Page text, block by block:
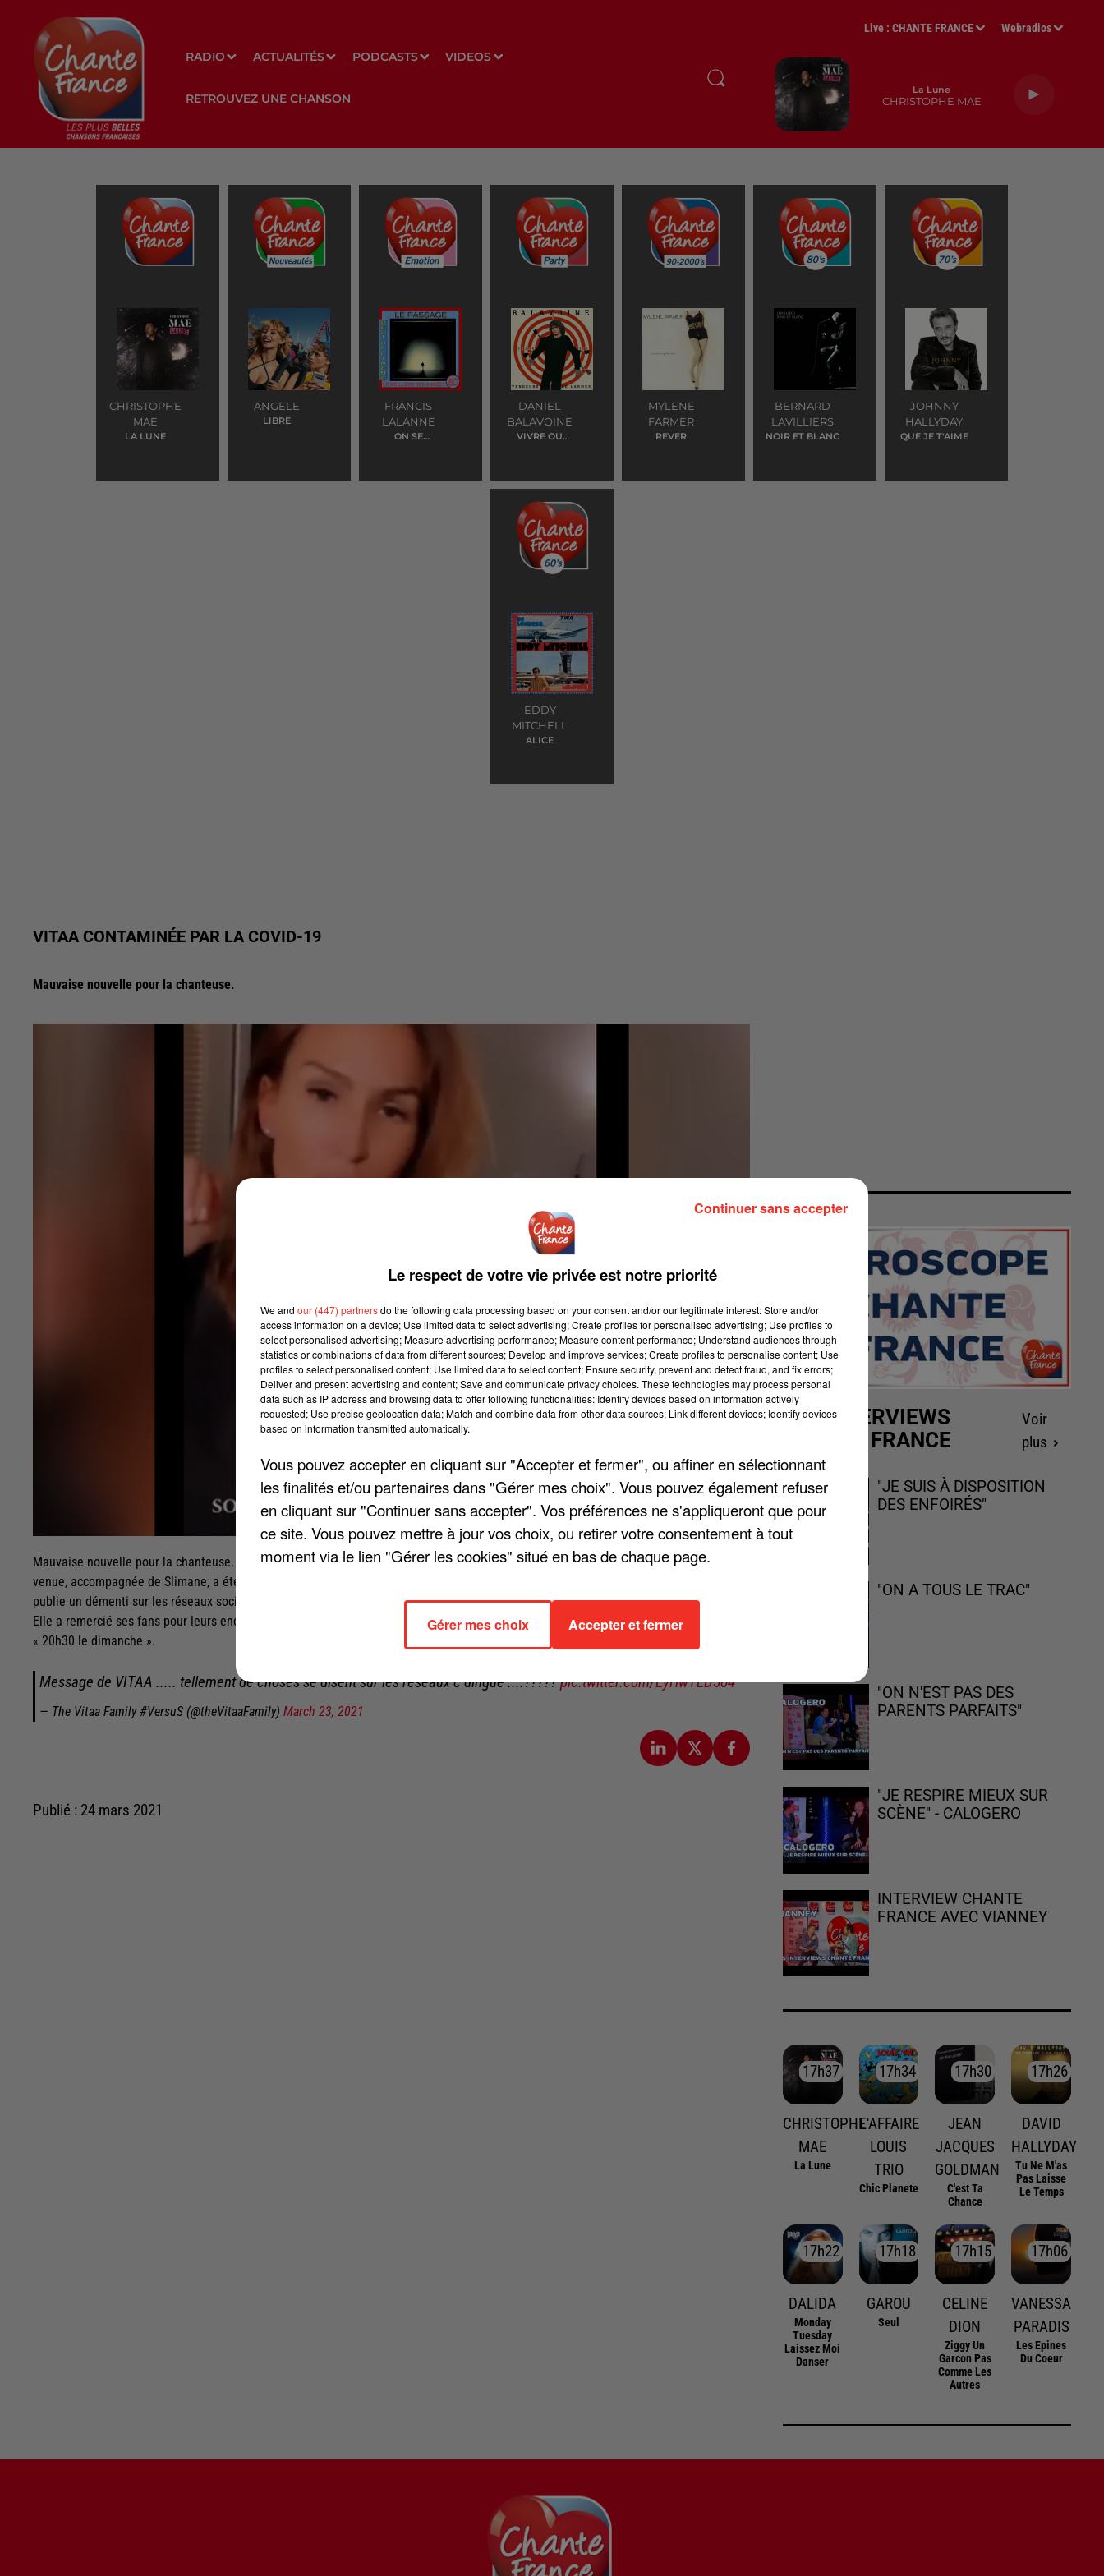
RADIO ACTUALITÉS PODCASTS VIDEOS
RETROUVEZ UNE CHANSON
Live :CHANTE FRANCE Webradios
La Lune
CHRISTOPHE MAE
CHRISTOPHE
MAE
LA LUNE
ANGELE
LIBRE
FRANCIS
LALANNE
ON SE
DANIEL
BALAVOINE
VIVRE OU
MYLENE
FARMER
REVER
BERNARD
LAVILLIERS
NOIR ET BLANC
JOHNNY
HALLYDAY
QUE JE T'AIME
EDDY
MITCHELL
ALICE
VITAA CONTAMINÉE PAR LA COVID-19
Mauvaise nouvelle pour la chanteuse.
Mauvaise nouvelle pour la chanteuse. Vitaa devait se rendre dans deux émissions de France 2 le week-end dernier. Finalement, sa
venue, accompagnée de Slimane, a été annulée. Les rumeurs les plus folles se sont mises à circuler sur la toile, avant que Vitaa ne
publie un démenti sur les réseaux sociaux. Elle a finalement avoué avoir contracté le Coronavirus. Mais apparemment, elle va mieux !
Elle a remercié ses fans pour leurs encouragements. Avec Slimane, elle ira prochainement sur les plateaux de « On est en direct » et
« 20h30 le dimanche ».
Message de VITAA ..... tellement de choses se disent sur les réseaux c dingue ....?????pic.twitter.com/EyHwTED5o4
— The Vitaa Family #VersuS (@theVitaaFamily) March 23, 2021
Publié : 24 mars 2021
LES INTERVIEWS
CHANTE FRANCE
Voir
plus
"JE SUIS À DISPOSITION
DES ENFOIRÉS"
"ON A TOUS LE TRAC"
"ON N'EST PAS DES
PARENTS PARFAITS"
"JE RESPIRE MIEUX SUR
SCÈNE" - CALOGERO
INTERVIEW CHANTE
FRANCE AVEC VIANNEY
17h37
17h37
CHRISTOPHE
MAE
La Lune
17h34
17h34
L'AFFAIRE
LOUIS
TRIO
Chic Planete
17h30
17h30
JEAN
JACQUES
GOLDMAN
C'est Ta
Chance
17h26
17h26
DAVID
HALLYDAY
Tu Ne M'as
Pas Laisse
Le Temps
17h22
17h22
DALIDA
Monday
Tuesday
Laissez Moi
Danser
17h18
17h18
GAROU
Seul
17h15
17h15
CELINE
DION
Ziggy Un
Garcon Pas
Comme Les
Autres
17h06
17h06
VANESSA
PARADIS
Les Epines
Du Coeur
Le respect de votre vie privée est notre priorité
We and our (447) partnersdo the following data processing based on your consent and/or our legitimate interest: Store and/or
access information on a device; Use limited data to select advertising; Create profiles for personalised advertising; Use profiles to
select personalised advertising; Measure advertising performance; Measure content performance; Understand audiences through
statistics or combinations of data from different sources; Develop and improve services; Create profiles to personalise content; Use
profiles to select personalised content; Use limited data to select content; Ensure security, prevent and detect fraud, and fix errors;
Deliver and present advertising and content; Save and communicate privacy choices. These technologies may process personal
data such as IP address and browsing data to offer following functionalities: Identify devices based on information actively
requested; Use precise geolocation data; Match and combine data from other data sources; Link different devices; Identify devices
based on information transmitted automatically.
Vous pouvez accepter en cliquant sur "Accepter et fermer", ou affiner en sélectionnant
les finalités et/ou partenaires dans "Gérer mes choix". Vous pouvez également refuser
en cliquant sur "Continuer sans accepter". Vos préférences ne s'appliqueront que pour
ce site. Vous pouvez mettre à jour vos choix, ou retirer votre consentement à tout
moment via le lien "Gérer les cookies" situé en bas de chaque page.
Gérer mes choix Accepter et fermer
Continuer sans accepter